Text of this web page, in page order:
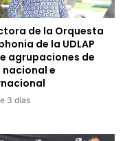
de la Orquesta
de la UDLAP
agrupaciones de
e
3 días